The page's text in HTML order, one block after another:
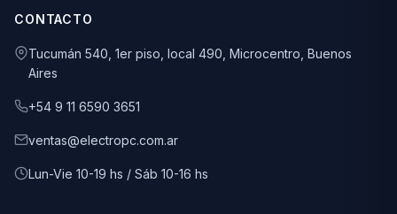
CONTACTO
Tucumán 540, 1er piso, local 490, Microcentro, Buenos
Aires
+54 9 11 6590 3651
ventas@electropc.com.ar
Lun-Vie 10-19 hs / Sáb 10-16 hs